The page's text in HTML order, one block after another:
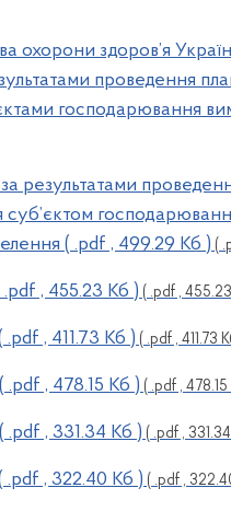
охорони здоров’я
проведення
господарювання
результатами
( .pdf , 499.29 Кб ) (
, 455.23 Кб ) ( .pdf ,
, 411.73 Кб ) ( .pdf , 411.73
, 478.15 Кб ) ( .pdf , 478.15
.pdf , 331.34 Кб ) ( .pdf ,
.pdf , 322.40 Кб ) ( .pdf ,